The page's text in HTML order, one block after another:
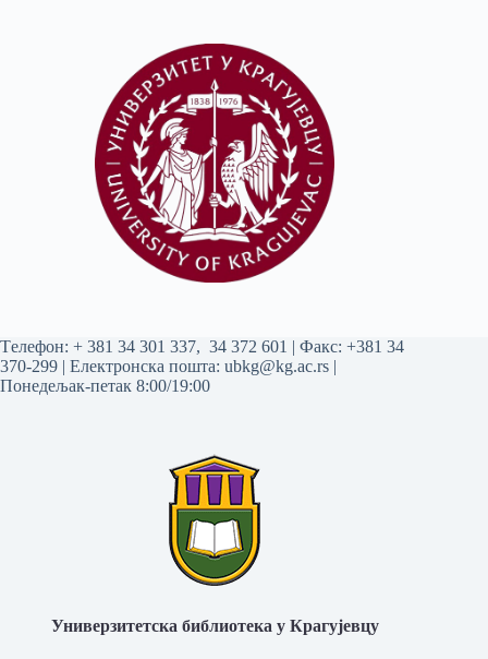
Tелефон: + 381 34 301 337, 34 372 601 | Факс: +381 34
370-299 | Електронска пошта: ubkg@kg.ac.rs |
Понедељак-петак 8:00/19:00
Универзитетска библиотека у Крагујевцу